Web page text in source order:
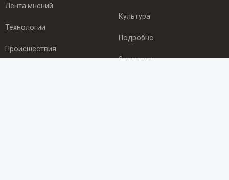
Лента мнений
Технологии
Происшествия
Культура
Подробно
Здоровье